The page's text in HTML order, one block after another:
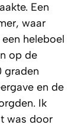
Een
waar
heleboel
op de
graden
en de
Ik
was door